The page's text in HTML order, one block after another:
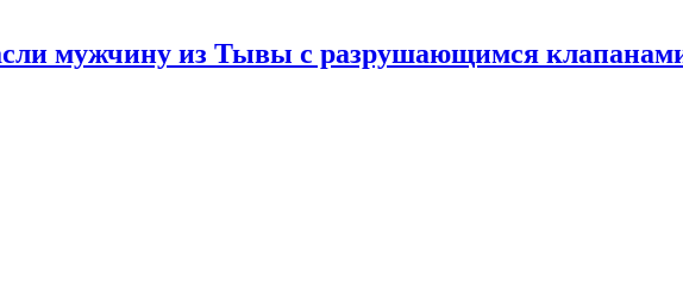
мужчину из Тывы с разрушающимся